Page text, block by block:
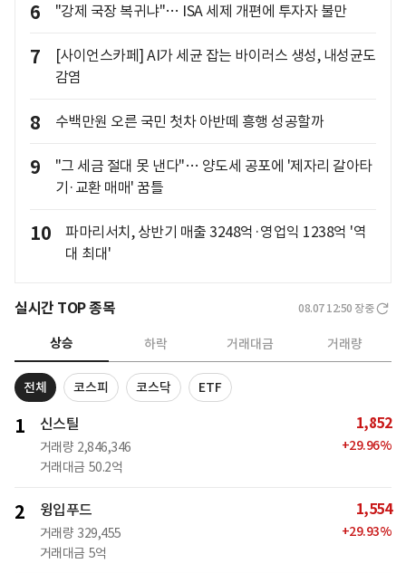
6 "강제 국장 복귀냐"… ISA 세제 개편에 투자자 불만
7
[사이언스카페] AI가 세균 잡는 바이러스 생성, 내성균도
감염
8 수백만원 오른 국민 첫차 아반떼 흥행 성공할까
9
"그 세금 절대 못 낸다"… 양도세 공포에 '제자리 갈아타
기·교환 매매' 꿈틀
10
파마리서치, 상반기 매출 3248억·영업익 1238억 '역
대 최대'
실시간 TOP 종목 08.07 12:50 장중
상승 하락 거래대금 거래량
전체 코스피 코스닥 ETF
1 신스틸
거래량 2,846,346
거래대금 50.2억
1,852
+29.96%
2 윙입푸드
거래량 329,455
거래대금 5억
1,554
+29.93%